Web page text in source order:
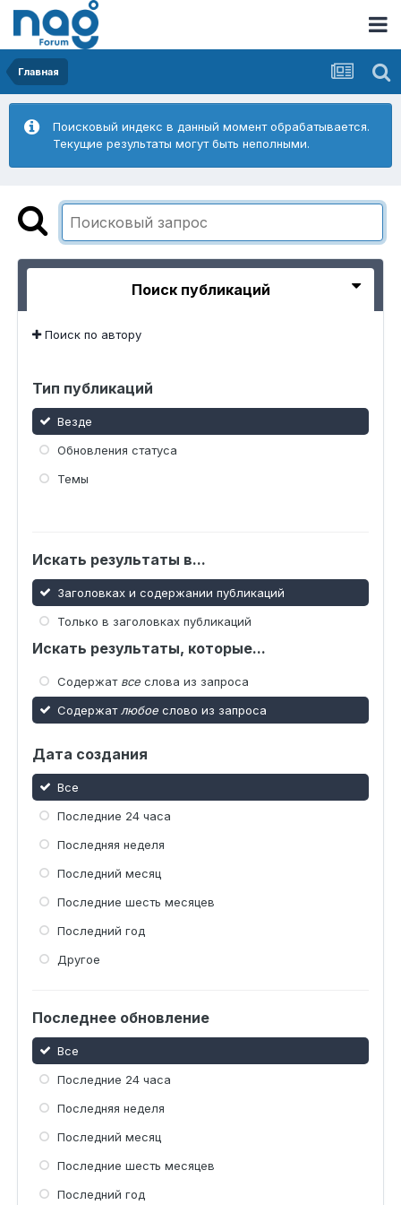
Главная
Поисковый индекс в данный момент обрабатывается.
Текущие результаты могут быть неполными.
Поиск публикаций
Поиск по автору
Тип публикаций
Везде
Обновления статуса
Темы
Искать результаты в...
Заголовках и содержании публикаций
Только в заголовках публикаций
Искать результаты, которые...
Содержат все слова из запроса
Содержат любое слово из запроса
Дата создания
Все
Последние 24 часа
Последняя неделя
Последний месяц
Последние шесть месяцев
Последний год
Другое
Последнее обновление
Все
Последние 24 часа
Последняя неделя
Последний месяц
Последние шесть месяцев
Последний год